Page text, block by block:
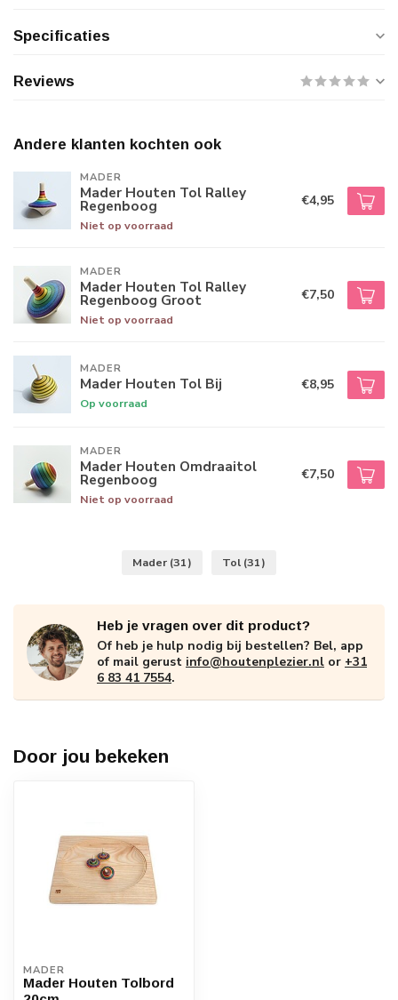
Specificaties
Reviews
Andere klanten kochten ook
MADER
Mader Houten Tol Ralley
Regenboog
Niet op voorraad
€4,95
MADER
Mader Houten Tol Ralley
Regenboog Groot
Niet op voorraad
€7,50
MADER
Mader Houten Tol Bij
Op voorraad
€8,95
MADER
Mader Houten Omdraaitol
Regenboog
Niet op voorraad
€7,50
Mader (31) Tol (31)
Heb je vragen over dit product?
Of heb je hulp nodig bij bestellen? Bel, app
of mail gerust info@houtenplezier.nl or +31
6 83 41 7554.
Door jou bekeken
MADER
Mader Houten Tolbord